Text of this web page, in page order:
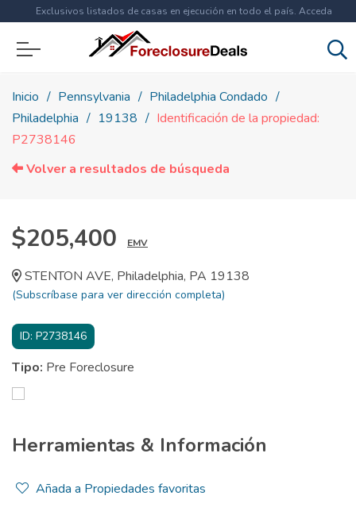
Exclusivos listados de casas en ejecución en todo el país. Acceda
ahora a
Inicio Pennsylvania
Philadelphia Condado
Philadelphia
19138
Identificación de la propiedad:
P2738146
Volver a resultados de búsqueda
$205,400 EMV
STENTON AVE, Philadelphia, PA 19138
(Subscríbase para ver dirección completa)
ID: P2738146
Tipo: Pre Foreclosure
Herramientas & Información
Añada a Propiedades favoritas